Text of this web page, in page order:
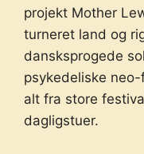
projekt Mother
turneret land og
dansksprogede
psykedeliske
alt fra store
dagligstuer.